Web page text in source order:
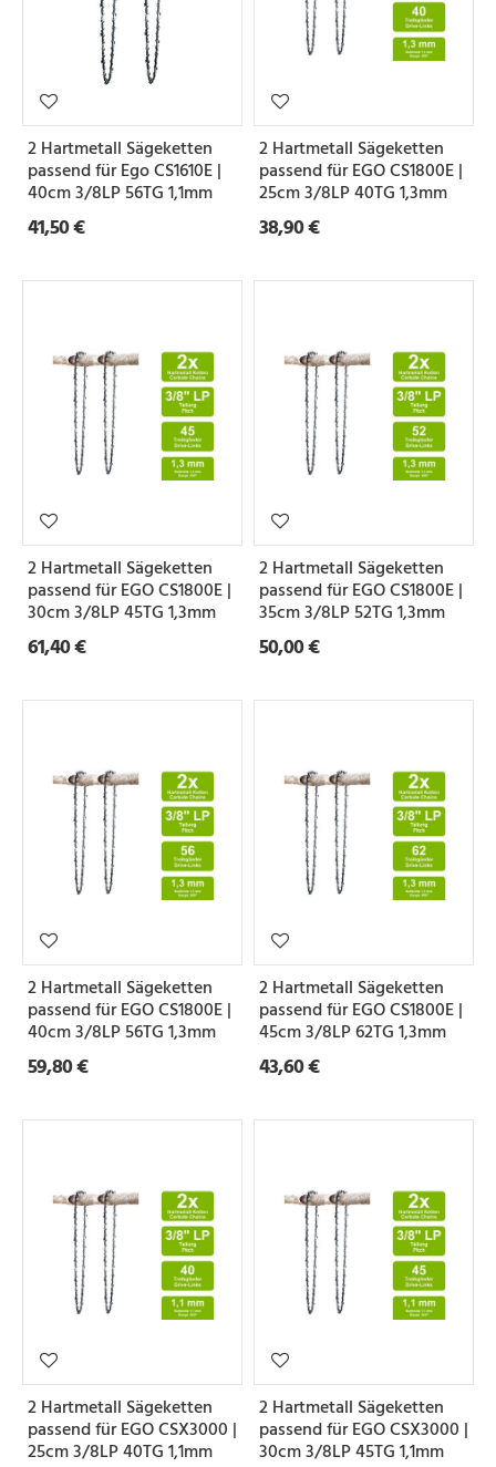
2 Hartmetall Sägeketten
passend für Ego CS1610E |
40cm 3/8LP 56TG 1,1mm
41,50 €
2 Hartmetall Sägeketten
passend für EGO CS1800E |
25cm 3/8LP 40TG 1,3mm
38,90 €
2 Hartmetall Sägeketten
passend für EGO CS1800E |
30cm 3/8LP 45TG 1,3mm
61,40 €
2 Hartmetall Sägeketten
passend für EGO CS1800E |
35cm 3/8LP 52TG 1,3mm
50,00 €
2 Hartmetall Sägeketten
passend für EGO CS1800E |
40cm 3/8LP 56TG 1,3mm
59,80 €
2 Hartmetall Sägeketten
passend für EGO CS1800E |
45cm 3/8LP 62TG 1,3mm
43,60 €
2 Hartmetall Sägeketten
passend für EGO CSX3000 |
25cm 3/8LP 40TG 1,1mm
2 Hartmetall Sägeketten
passend für EGO CSX3000 |
30cm 3/8LP 45TG 1,1mm